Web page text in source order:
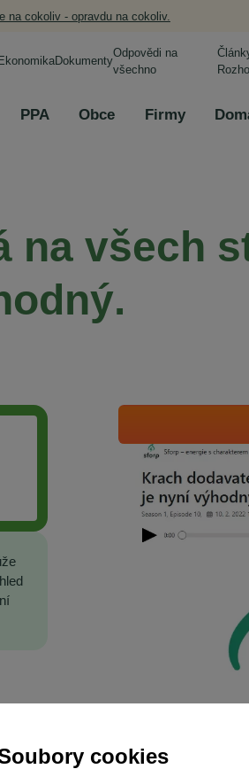
na cokoliv - opravdu na cokoliv.
EkonomikaDokumenty
Odpovědi na
všechno
PPA Obce Firmy
na všech
cookies